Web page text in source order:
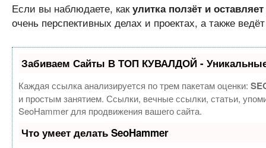
Если вы наблюдаете, какулитка ползёт и
очень перспективных делах и проектах, а также
Забиваем Сайты В ТОП КУВАЛДОЙ - Уникальные
Каждая ссылка анализируется по трем пакетам оценки:
и простым занятием. Ссылки, вечные ссылки, статьи,
SeoHammer для продвижения вашего сайта.
Что умеет делать SeoHammer